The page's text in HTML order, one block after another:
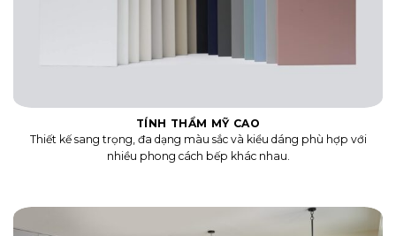
TÍNH THẨM MỸ CAO
Thiết kế sang trọng, đa dạng màu sắc và kiểu dáng phù hợp với
nhiều phong cách bếp khác nhau.